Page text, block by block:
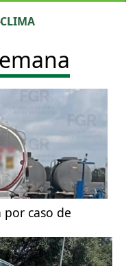
CLIMA
por caso de